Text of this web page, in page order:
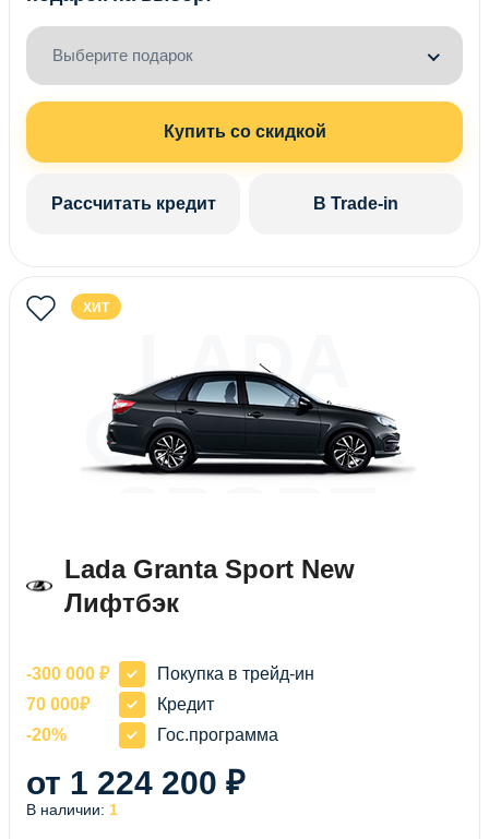
Выберите подарок
Купить со скидкой
Рассчитать кредит В Trade-in
ХИТ
LADA
GRANTA
NEW
ЛИФТБЭК
Lada Granta Sport New
Лифтбэк
-300 000 ₽
Покупка в трейд-ин
70 000₽
Кредит
-20%
Гос.программа
от 1 224 200 ₽
В наличии: 1